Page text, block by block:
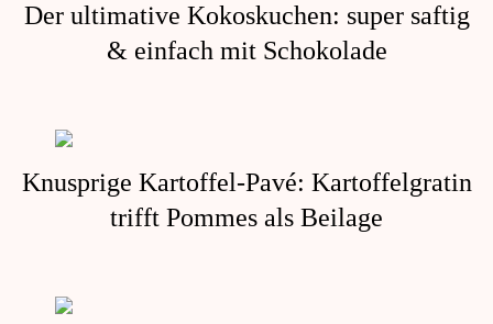
Der ultimative Kokoskuchen: super saftig
& einfach mit Schokolade
Knusprige Kartoffel-Pavé: Kartoffelgratin
trifft Pommes als Beilage